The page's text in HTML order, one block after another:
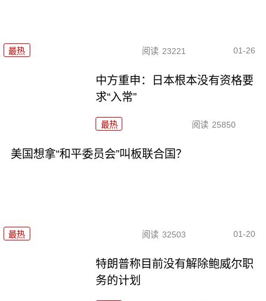
最热 阅读 23221 01-26
中方重申：日本根本没有资格要
求“入常”
最热 阅读 25850
美国想拿“和平委员会”叫板联合国？
最热 阅读 32503 01-20
特朗普称目前没有解除鲍威尔职
务的计划